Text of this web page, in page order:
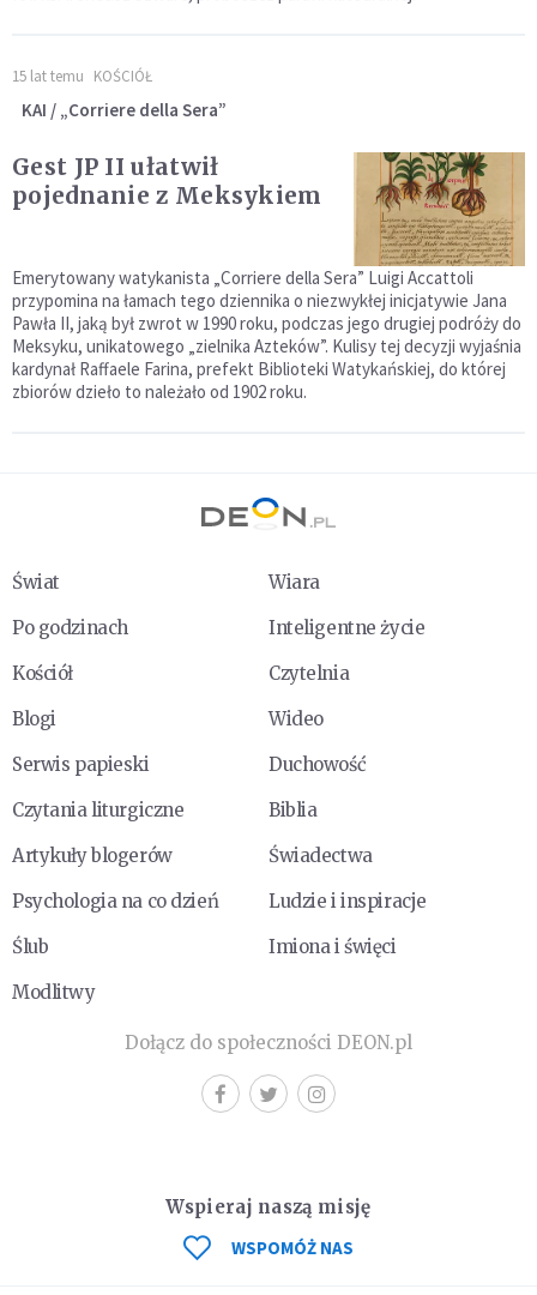
15 lat temu KOŚCIÓŁ
KAI / „Corriere della Sera”
Gest JP II ułatwił
pojednanie z Meksykiem
Emerytowany watykanista „Corriere della Sera” Luigi Accattoli
przypomina na łamach tego dziennika o niezwykłej inicjatywie Jana
Pawła II, jaką był zwrot w 1990 roku, podczas jego drugiej podróży do
Meksyku, unikatowego „zielnika Azteków”. Kulisy tej decyzji wyjaśnia
kardynał Raffaele Farina, prefekt Biblioteki Watykańskiej, do której
zbiorów dzieło to należało od 1902 roku.
Świat
Wiara
Po godzinach
Inteligentne życie
Kościół
Czytelnia
Blogi
Wideo
Serwis papieski
Duchowość
Czytania liturgiczne
Biblia
Artykuły blogerów
Świadectwa
Psychologia na co dzień
Ludzie i inspiracje
Ślub
Imiona i święci
Modlitwy
Dołącz do społeczności DEON.pl
Wspieraj naszą misję
WSPOMÓŻ NAS